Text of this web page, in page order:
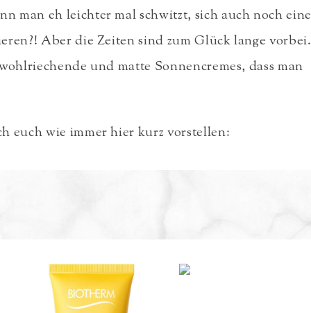
man eh leichter mal schwitzt, sich auch noch eine
Aber die Zeiten sind zum Glück lange vorbei.
und matte Sonnencremes, dass man
euch wie immer hier kurz vorstellen: